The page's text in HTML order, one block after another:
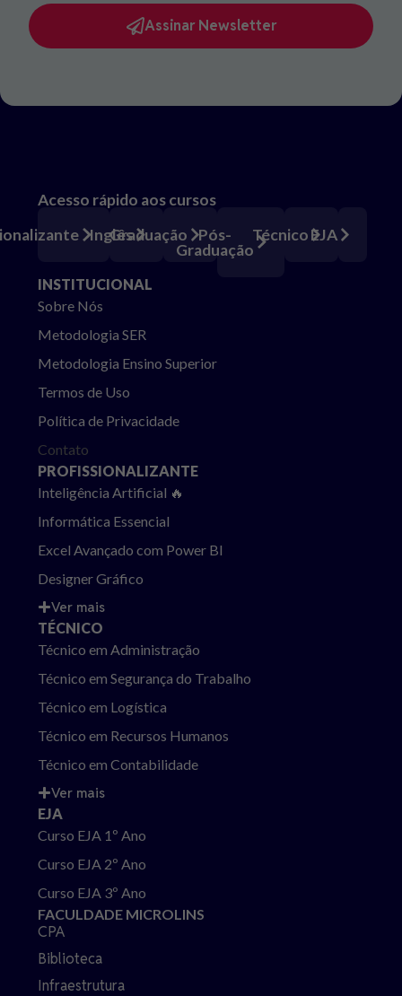
Assinar Newsletter
Acesso rápido aos cursos
Inglês
Graduação
Pós-
Graduação
TécnicoEJA
INSTITUCIONAL
Sobre Nós
Metodologia SER
Metodologia Ensino Superior
Termos de Uso
Política de Privacidade
Contato
PROFISSIONALIZANTE
Inteligência Artificial 🔥
Informática Essencial
Excel Avançado com Power BI
Designer Gráfico
Ver mais
TÉCNICO
Técnico em Administração
Técnico em Segurança do Trabalho
Técnico em Logística
Técnico em Recursos Humanos
Técnico em Contabilidade
Ver mais
EJA
Curso EJA 1º Ano
Curso EJA 2º Ano
Curso EJA 3º Ano
FACULDADE MICROLINS
CPA
Biblioteca
Infraestrutura